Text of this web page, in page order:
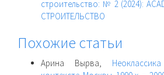
строительство: № 2 (2024):
СТРОИТЕЛЬСТВО
Похожие статьи
Арина Вырва,